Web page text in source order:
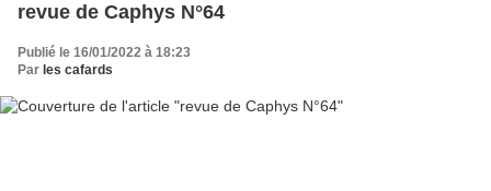
revue de Caphys N°64
Publié le 16/01/2022 à 18:23
Par les cafards